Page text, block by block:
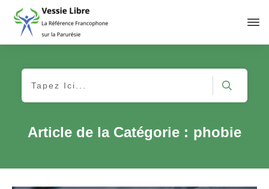
Article de la Catégorie : phobie